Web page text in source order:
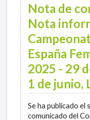
Nota de
Nota
España
2025 - 29
1 de junio,
Se ha publicado el
comunicado del